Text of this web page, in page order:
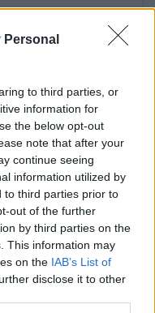
Personal
to third parties, or
information for
the below opt-out
note that after your
continue seeing
information utilized by
to third parties prior to
out of the further
by third parties on the
This information may
on the IAB’s List of
disclose it to other
χρήστη Bleacher Report